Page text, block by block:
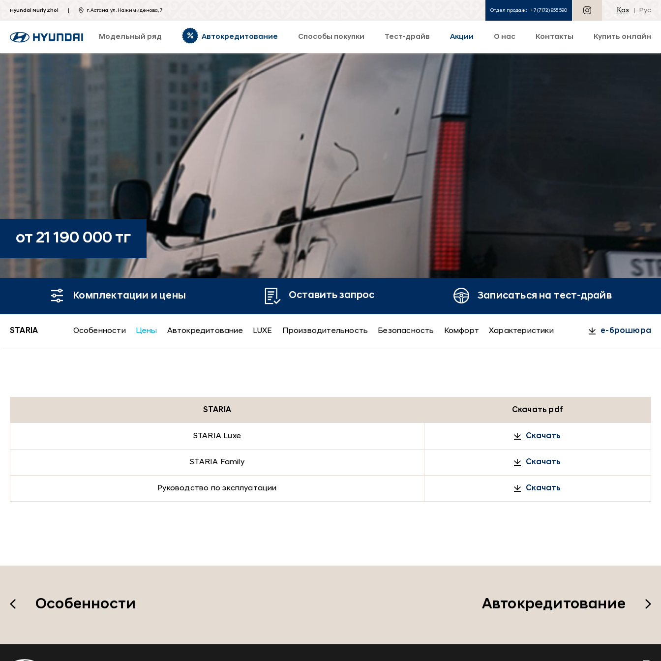
Hyundai Nurly Zhol г. Астана, ул. Нажимиденова, 7 Отдел продаж: +7 (7172) 955 590 Қаз Рус
Модельный ряд Автокредитование Способы покупки Тест-драйв Акции О нас Контакты Купить онлайн
STARIA
от 21 190 000 тг
Комплектации и цены Оставить запрос Записаться на тест-драйв
STARIA Особенности Цены Автокредитование LUXE Производительность Безопасность Комфорт Характеристики e-брошюра
STARIA Скачать pdf
STARIA Luxe Скачать
STARIA Family Скачать
Руководство по эксплуатации Скачать
Особенности Автокредитование